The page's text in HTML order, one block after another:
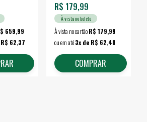
659,99
62,37
R$ 179,99
À vista no boleto
À vista no cartãoR$ 179,99
ou em até3x de R$ 62,40
COMPRAR